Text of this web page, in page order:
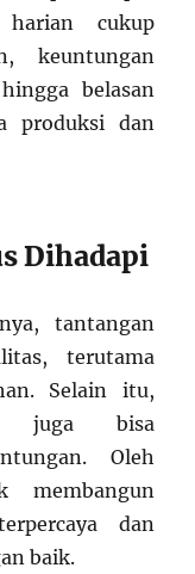
cukup
keuntungan
belasan
produksi dan
Dihadapi
tantangan
terutama
Selain itu,
juga bisa
Oleh
dan
baik.